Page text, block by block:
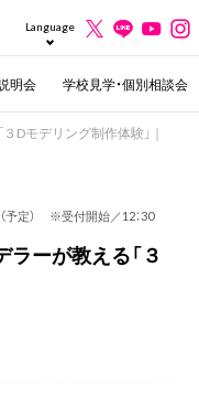
Language
明会 学校見学・個別相談会
Dモデリング制作体験」｜
（予定） ※受付開始／12：30
ーが教える「３